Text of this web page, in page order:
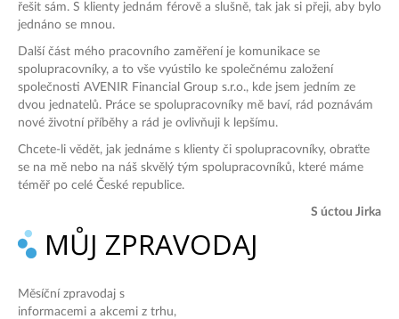
řešit sám. S klienty jednám férově a slušně, tak jak si přeji, aby bylo
jednáno se mnou.
Další část mého pracovního zaměření je komunikace se
spolupracovníky, a to vše vyústilo ke společnému založení
společnosti AVENIR Financial Group s.r.o., kde jsem jedním ze
dvou jednatelů. Práce se spolupracovníky mě baví, rád poznávám
nové životní příběhy a rád je ovlivňuji k lepšímu.
Chcete-li vědět, jak jednáme s klienty či spolupracovníky, obraťte
se na mě nebo na náš skvělý tým spolupracovníků, které máme
téměř po celé České republice.
S úctou Jirka
MŮJ ZPRAVODAJ
Měsíční zpravodaj s
informacemi a akcemi z trhu,